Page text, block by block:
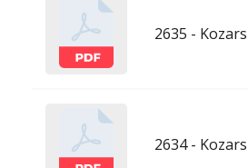
2635 -
2634 -